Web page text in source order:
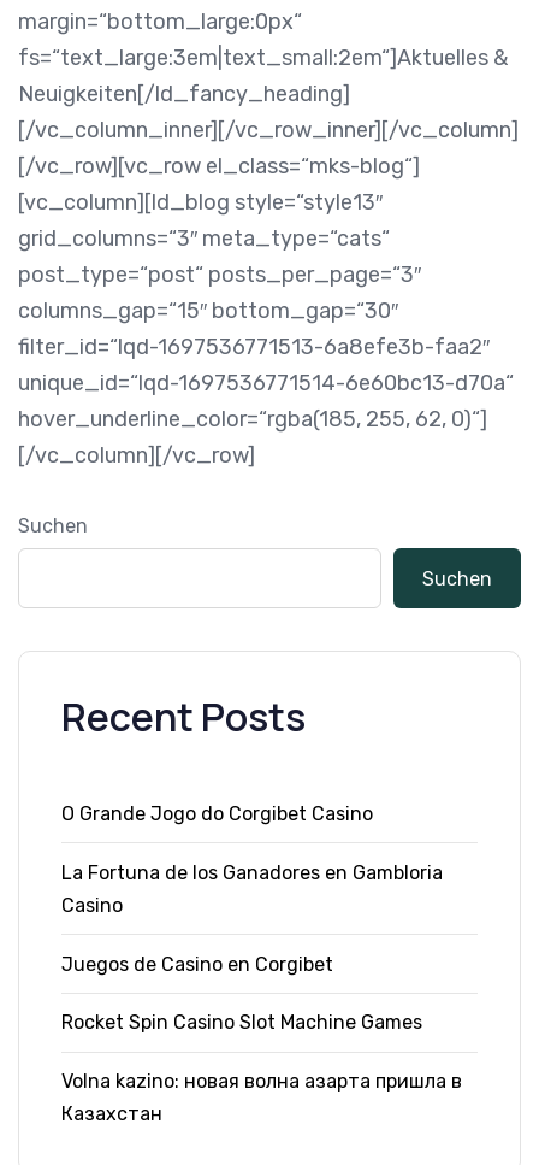
margin=“bottom_large:0px“
fs=“text_large:3em|text_small:2em“]Aktuelles &
Neuigkeiten[/ld_fancy_heading]
[/vc_column_inner][/vc_row_inner][/vc_column]
[/vc_row][vc_row el_class=“mks-blog“]
[vc_column][ld_blog style=“style13″
grid_columns=“3″ meta_type=“cats“
post_type=“post“ posts_per_page=“3″
columns_gap=“15″ bottom_gap=“30″
filter_id=“lqd-1697536771513-6a8efe3b-faa2″
unique_id=“lqd-1697536771514-6e60bc13-d70a“
hover_underline_color=“rgba(185, 255, 62, 0)“]
[/vc_column][/vc_row]
Suchen
Suchen
Recent Posts
O Grande Jogo do Corgibet Casino
La Fortuna de los Ganadores en Gambloria
Casino
Juegos de Casino en Corgibet
Rocket Spin Casino Slot Machine Games
Volna kazino: новая волна азарта пришла в
Казахстан